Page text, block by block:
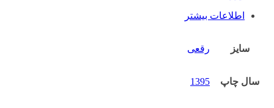
اطلاعات بیشتر
سایز رقعی
سال چاپ 1395